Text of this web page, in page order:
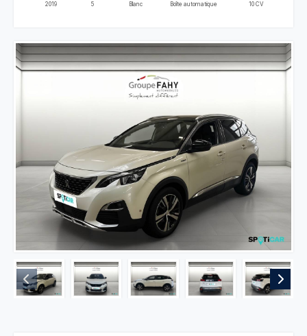
2019 5 Blanc Boîte automatique 10 CV